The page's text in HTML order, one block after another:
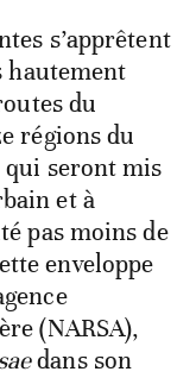
s’apprêtent
hautement
du
régions du
qui seront mis
et à
pas moins de
enveloppe
(NARSA),
dans son